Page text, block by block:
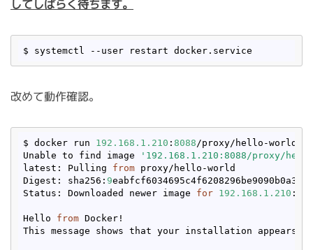
してしばらく待ちます。
改めて動作確認。
$ docker run 192.168 .1 .210 : 8088 /proxy/hello-world
Unable to find image
'192.168.1.210:8088/proxy/
latest: Pulling from proxy/hello-world
Digest: sha256: 9
Status: Downloaded newer image for 192.168 .1 .210 :
Hello from Docker!
This message shows that your installation appears